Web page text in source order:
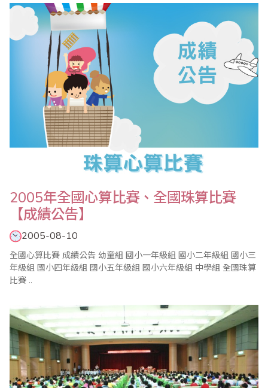
潮，每年更將盈餘以獎學金方式獎勵優秀學子，並且舉辦免費永和
市長盃心算比賽；今年為讓更多小朋友有機會拿到獎學金特別改變
往年申請方式，於比賽中提高各組獎金額度；..
2005年全國心算比賽、全國珠算比賽
【成績公告】
2005-08-10
全國心算比賽 成績公告 幼童組 國小一年級組 國小二年級組 國小三
年級組 國小四年級組 國小五年級組 國小六年級組 中學組 全國珠算
比賽 ..